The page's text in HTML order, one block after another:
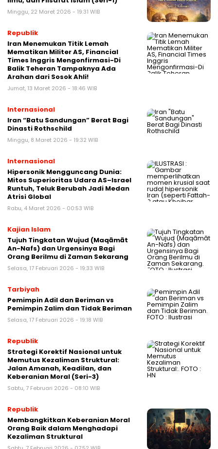
Minggu, 22 Maret 2026 - 19:31 WIB
Republik
Iran Menemukan Titik Lemah
Mematikan Militer AS, Financial
Times Inggris Mengonfirmasi-Di
Balik Teheran Tampaknya Ada
Arahan dari Sosok Ahli!
Jumat, 13 Maret 2026 - 18:46 WIB
Internasional
Iran “Batu Sandungan” Berat Bagi
Dinasti Rothschild
Minggu, 8 Maret 2026 - 19:32 WIB
Internasional
Hipersonik Mengguncang Dunia:
Mitos Superioritas Udara AS–Israel
Runtuh, Teluk Berubah Jadi Medan
Atrisi Global
Rabu, 4 Maret 2026 - 00:53 WIB
Kajian Islam
Tujuh Tingkatan Wujud (Maqāmāt
An-Nafs) dan Urgensinya Bagi
Orang Berilmu di Zaman Sekarang
Selasa, 17 Februari 2026 - 19:33 WIB
Tarbiyah
Pemimpin Adil dan Beriman vs
Pemimpin Zalim dan Tidak Beriman
Selasa, 17 Februari 2026 - 19:18 WIB
Republik
Strategi Korektif Nasional untuk
Memutus Kezaliman Struktural:
Jalan Amanah, Keadilan, dan
Keberanian Moral (Seri-3)
Sabtu, 7 Februari 2026 - 08:10 WIB
Republik
Membangkitkan Keberanian Moral
Orang Baik dalam Menghadapi
Kezaliman Struktural